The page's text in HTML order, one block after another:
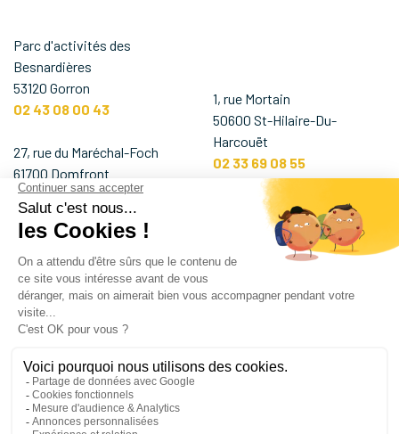
Parc d'activités des
Besnardières
53120 Gorron
02 43 08 00 43
27, rue du Maréchal-Foch
61700 Domfront
02 33 65 57 15
Boulevard Marius et René
Gruau
53940 Saint-Berthevin
02 43 08 00 43
1, rue Mortain
50600 St-Hilaire-Du-
Harcouët
02 33 69 08 55
6, Place Renault Morlière
53500 Ernée
02 43 08 00 13
Nous contacter Demander un devis
Être rappelé